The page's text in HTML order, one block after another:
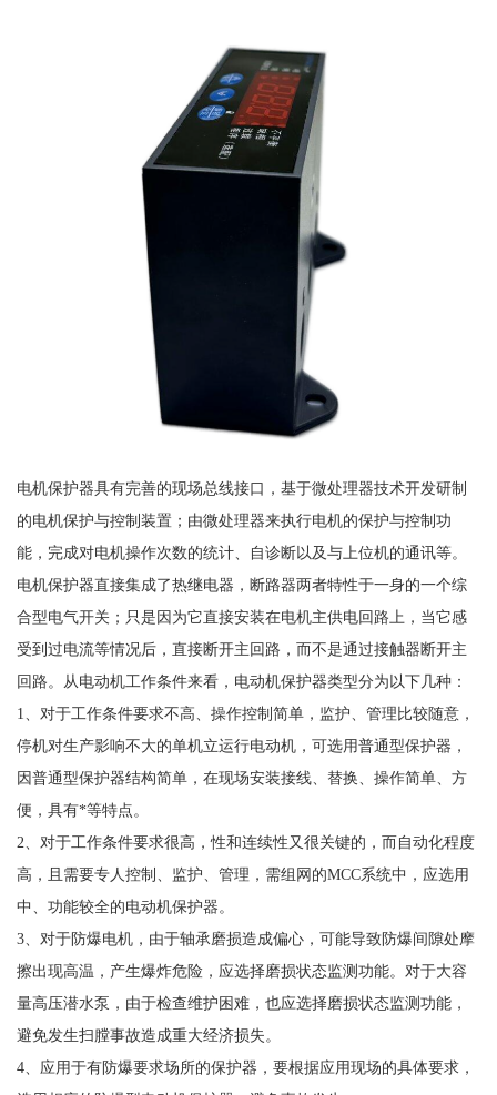
电机保护器具有完善的现场总线接口，基于微处理器技术开发研制
的电机保护与控制装置；由微处理器来执行电机的保护与控制功
能，完成对电机操作次数的统计、自诊断以及与上位机的通讯等。
电机保护器直接集成了热继电器，断路器两者特性于一身的一个综
合型电气开关；只是因为它直接安装在电机主供电回路上，当它感
受到过电流等情况后，直接断开主回路，而不是通过接触器断开主
回路。从电动机工作条件来看，电动机保护器类型分为以下几种：
1、对于工作条件要求不高、操作控制简单，监护、管理比较随意，
停机对生产影响不大的单机立运行电动机，可选用普通型保护器，
因普通型保护器结构简单，在现场安装接线、替换、操作简单、方
便，具有*等特点。
2、对于工作条件要求很高，性和连续性又很关键的，而自动化程度
高，且需要专人控制、监护、管理，需组网的MCC系统中，应选用
中、功能较全的电动机保护器。
3、对于防爆电机，由于轴承磨损造成偏心，可能导致防爆间隙处摩
擦出现高温，产生爆炸危险，应选择磨损状态监测功能。对于大容
量高压潜水泵，由于检查维护困难，也应选择磨损状态监测功能，
避免发生扫膛事故造成重大经济损失。
4、应用于有防爆要求场所的保护器，要根据应用现场的具体要求，